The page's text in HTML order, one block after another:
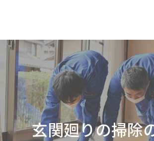
玄関廻りの掃除